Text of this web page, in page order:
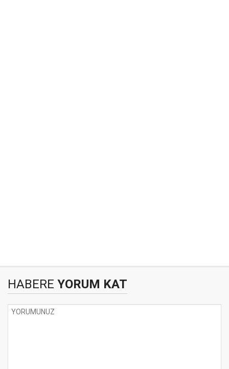
HABERE YORUM KAT